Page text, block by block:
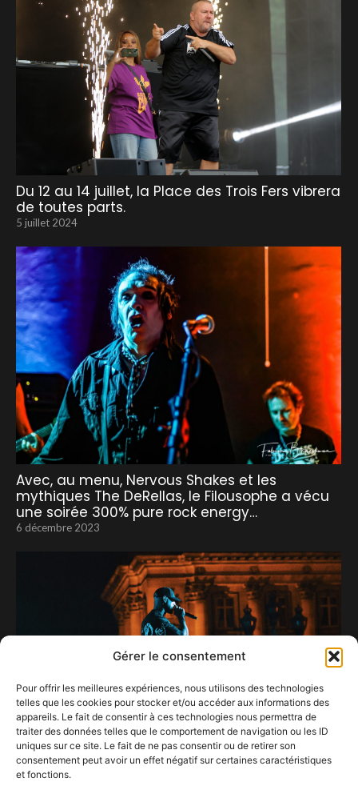
Gérer le consentement
Pour offrir les meilleures expériences, nous utilisons des technologies
telles que les cookies pour stocker et/ou accéder aux informations des
appareils. Le fait de consentir à ces technologies nous permettra de
traiter des données telles que le comportement de navigation ou les ID
uniques sur ce site. Le fait de ne pas consentir ou de retirer son
consentement peut avoir un effet négatif sur certaines caractéristiques
et fonctions.
Du 12 au 14 juillet, la Place des Trois Fers vibrera
de toutes parts.
5 juillet 2024
Avec, au menu, Nervous Shakes et les
mythiques The DeRellas, le Filousophe a vécu
une soirée 300% pure rock energy…
6 décembre 2023